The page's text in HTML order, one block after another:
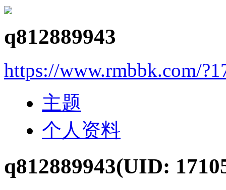
q812889943
https://www.rmbbk.com/
主题
个人资料
q812889943(UID: